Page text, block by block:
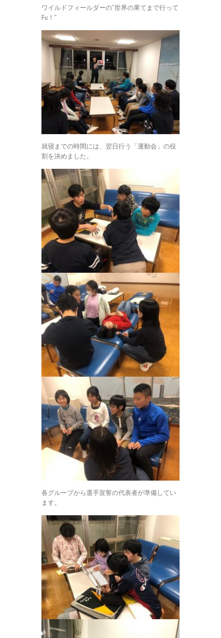
ワイルドフィールダーの”世界の果てまで行って
Fu！”
就寝までの時間には、翌日行う「運動会」の役
割を決めました。
各グループから選手宣誓の代表者が準備してい
ます。